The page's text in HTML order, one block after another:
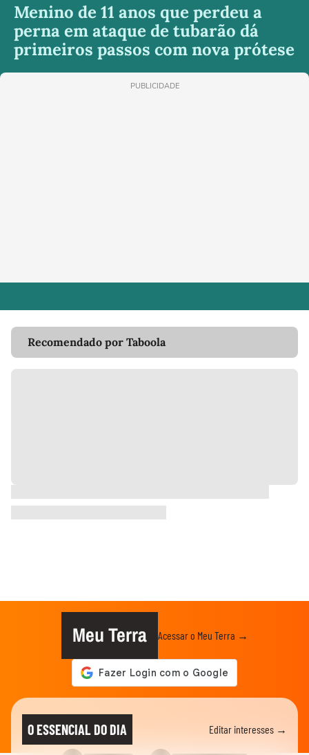
Menino de 11 anos que perdeu a
perna em ataque de tubarão dá
primeiros passos com nova prótese
PUBLICIDADE
Recomendado por Taboola
Meu Terra Acessar o Meu Terra →
O ESSENCIAL DO DIA Editar interesses →